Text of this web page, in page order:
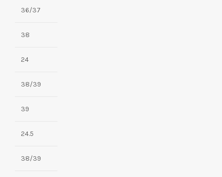
36/37
38
24
38/39
39
24.5
38/39